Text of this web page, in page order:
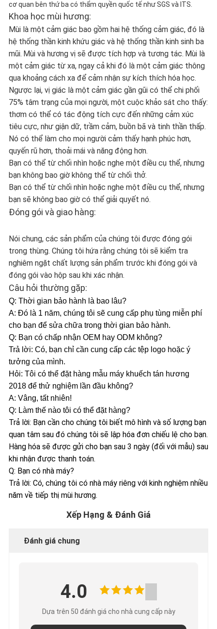
cơ quan bên thứ ba có thẩm quyền quốc tế như SGS và ITS.
Khoa học mùi hương:
Mùi là một cảm giác bao gồm hai hệ thống cảm giác, đó là
hệ thống thần kinh khứu giác và hệ thống thần kinh sinh ba
mũi. Mùi và hương vị sẽ được tích hợp và tương tác. Mùi là
một cảm giác từ xa, ngay cả khi đó là một cảm giác thông
qua khoảng cách xa để cảm nhận sự kích thích hóa học.
Ngược lại, vị giác là một cảm giác gần gũi có thể chi phối
75% tâm trạng của mọi người, một cuộc khảo sát cho thấy:
thơm có thể có tác động tích cực đến những cảm xúc
tiêu cực, như giận dữ, trầm cảm, buồn bã và tinh thần thấp.
Nó có thể làm cho mọi người cảm thấy hạnh phúc hơn,
quyến rũ hơn, thoải mái và năng động hơn.
Bạn có thể từ chối nhìn hoặc nghe một điều cụ thể, nhưng
bạn không bao giờ không thể từ chối thở.
Bạn có thể từ chối nhìn hoặc nghe một điều cụ thể, nhưng
bạn sẽ không bao giờ có thể giải quyết nó.
Đóng gói và giao hàng:
Nói chung, các sản phẩm của chúng tôi được đóng gói
trong thùng. Chúng tôi hứa rằng chúng tôi sẽ kiểm tra
nghiêm ngặt chất lượng sản phẩm trước khi đóng gói và
đóng gói vào hộp sau khi xác nhận.
Câu hỏi thường gặp:
Q: Thời gian bảo hành là bao lâu?
A: Đó là 1 năm, chúng tôi sẽ cung cấp phụ tùng miễn phí
cho bạn để sửa chữa trong thời gian bảo hành.
Q: Bạn có chấp nhận OEM hay ODM không?
Trả lời: Có, bạn chỉ cần cung cấp các tệp logo hoặc ý
tưởng của mình.
Hỏi: Tôi có thể đặt hàng mẫu máy khuếch tán hương
2018 để thử nghiệm lần đầu không?
A: Vâng, tất nhiên!
Q: Làm thế nào tôi có thể đặt hàng?
Trả lời: Bạn cần cho chúng tôi biết mô hình và số lượng bạn
quan tâm sau đó chúng tôi sẽ lập hóa đơn chiếu lệ cho bạn.
Hàng hóa sẽ được gửi cho bạn sau 3 ngày (đối với mẫu) sau
khi nhận được thanh toán.
Q: Bạn có nhà máy?
Trả lời: Có, chúng tôi có nhà máy riêng với kinh nghiệm nhiều
năm về tiếp thị mùi hương.
Xếp Hạng & Đánh Giá
Đánh giá chung
4.0
Dựa trên 50 đánh giá cho nhà cung cấp này